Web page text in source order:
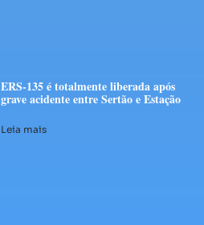
ERS-135 é totalmente liberada após
grave acidente entre Sertão e Estação
Leia mais